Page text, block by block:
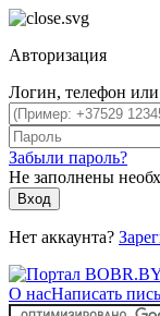
Авторизация
Логин, телефон или
Забыли пароль?
Не заполнены
Вход
Нет аккаунта?
О насНаписать